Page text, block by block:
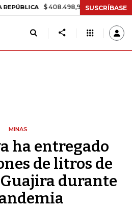
$ 408.498,97 +$ 8.753,81 +2,19%
SUSCRÍBASE
MINAS
ha entregado
de litros de
durante